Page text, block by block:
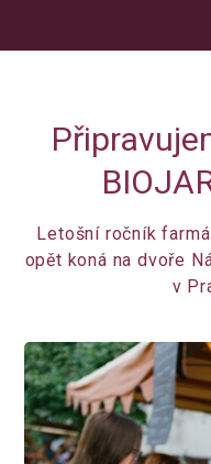
Letošní ročník
opět koná na dvoře
v